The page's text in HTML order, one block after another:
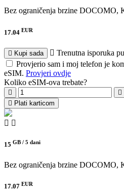
Bez ograničenja brzine DOCOMO,
17.04 EUR
Kupi sada
Trenutna isporuka
Provjerio sam i moj telefon je
eSIM. Provjeri ovdje
Koliko eSIM-ova trebate?
Plati karticom
15 GB / 5 dani
Bez ograničenja brzine DOCOMO,
17.07 EUR